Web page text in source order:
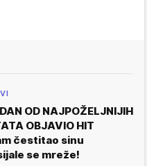
OD NAJPOŽELJNIJIH
OBJAVIO HIT
čestitao sinu
se mreže!